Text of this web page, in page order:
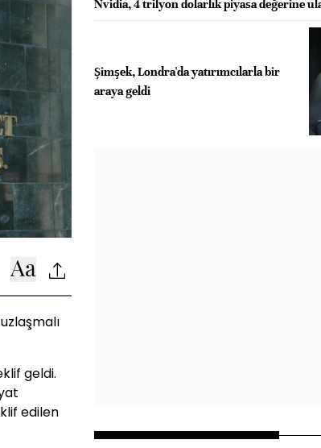
geldi.
edilen
Nvidia, 4 trilyon dolarlık piyasa değerine
Şimşek, Londra'da yatırımcılarla bir
araya geldi